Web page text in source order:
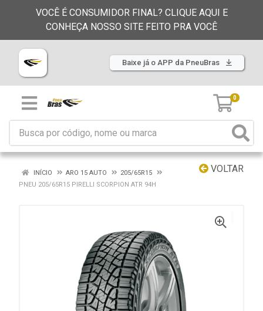
VOCÊ É CONSUMIDOR FINAL? CLIQUE AQUI E
CONHEÇA NOSSO SITE FEITO PRA VOCÊ
Baixe já o APP da PneuBras
0
VOLTAR
INÍCIO ARO 15 AUTO
205/65R15
PNEU 205/65R15 PIRELLI SCORPION ATR 94H